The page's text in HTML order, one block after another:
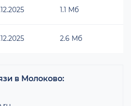
1.1 Мб
2.6 Мб
в Молоково: